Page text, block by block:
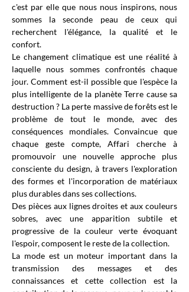
c'est par elle que nous nous inspirons, nous
sommes la seconde peau de ceux qui
recherchent l'élégance, la qualité et le
confort.
Le changement climatique est une réalité à
laquelle nous sommes confrontés chaque
jour. Comment est-il possible que l'espèce la
plus intelligente de la planète Terre cause sa
destruction ? La perte massive de forêts est le
problème de tout le monde, avec des
conséquences mondiales. Convaincue que
chaque geste compte, Affari cherche à
promouvoir une nouvelle approche plus
consciente du design, à travers l'exploration
des formes et l'incorporation de matériaux
plus durables dans ses collections.
Des pièces aux lignes droites et aux couleurs
sobres, avec une apparition subtile et
progressive de la couleur verte évoquant
l'espoir, composent le reste de la collection.
La mode est un moteur important dans la
transmission des messages et des
connaissances et cette collection est la